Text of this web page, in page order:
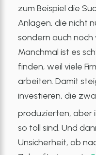
zum Beispiel die
Anlagen, die nicht
sondern auch
Manchmal ist es
finden, weil viele
arbeiten. Damit
investieren, die
produzierten, aber
so toll sind. Und
Unsicherheit, ob